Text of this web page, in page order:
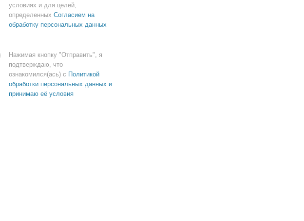
условиях и для целей,
определенных Согласием на
обработку персональных данных
Нажимая кнопку "Отправить", я
подтверждаю, что
ознакомился(ась) с Политикой
обработки персональных данных и
принимаю её условия